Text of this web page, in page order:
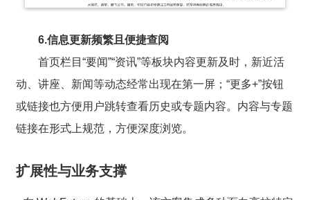
6.信息更新频繁且便捷查阅
首页栏目“要闻”“资讯”等板块内容更新及时，新近活
动、讲座、新闻等动态经常出现在第一屏；“更多+”按钮
或链接也方便用户跳转查看历史或专题内容。内容与专题
链接在形式上规范，方便深度浏览。
扩展性与业务支撑